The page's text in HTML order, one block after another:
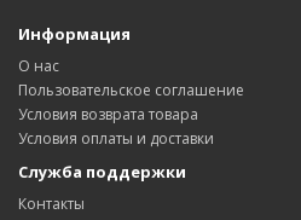
Информация
О нас
Пользовательское соглашение
Условия возврата товара
Условия оплаты и доставки
Служба поддержки
Контакты